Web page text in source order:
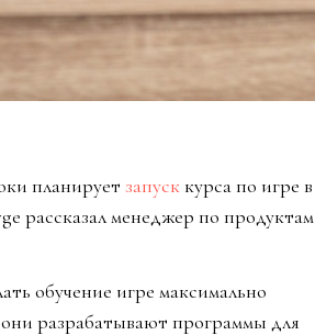
планирует запуск курса по игре в
рассказал менеджер по продуктам
обучение игре максимально
разрабатывают программы для